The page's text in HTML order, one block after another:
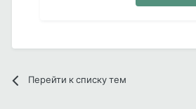
Перейти к списку тем